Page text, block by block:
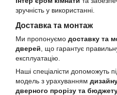
зручність у використанні.
Доставка та монтаж
Ми пропонуємо доставку та
дверей , що гарантує
експлуатацію.
Наші спеціалісти допоможуть
модель з урахуванням
дверного прорізу та